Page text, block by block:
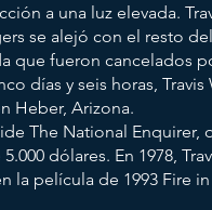
a una luz elevada.
se alejó con el resto
que fueron cancelados
días y seis horas,
Heber, Arizona.
The National Enquirer,
dólares. En 1978,
la película de 1993 Fire in